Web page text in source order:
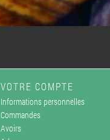
VOTRE COMPTE
Informations personnelles
Commandes
Avoirs